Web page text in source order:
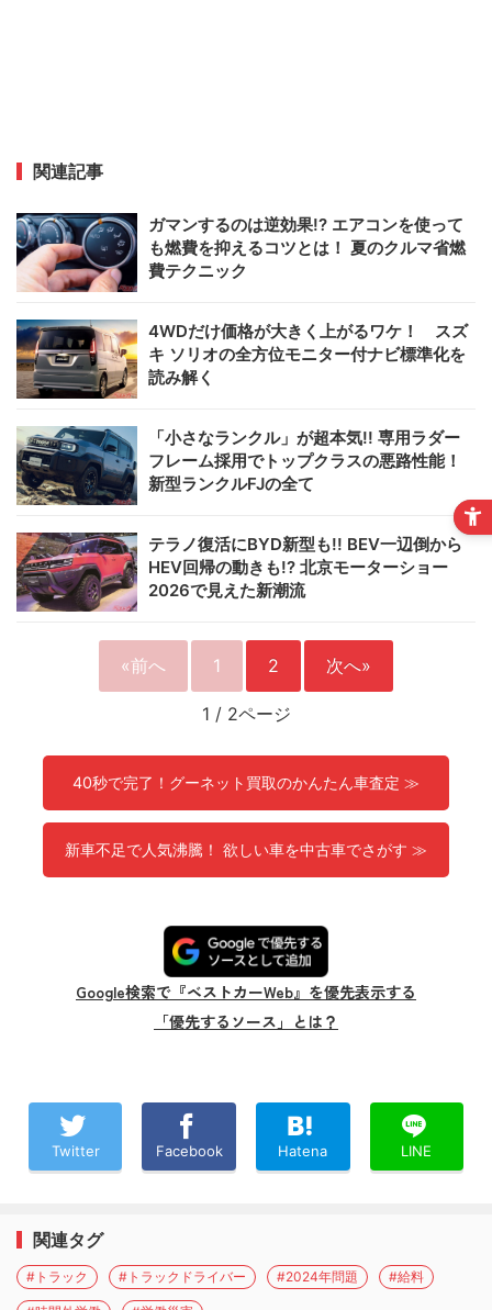
関連記事
ガマンするのは逆効果!? エアコンを使って
も燃費を抑えるコツとは！ 夏のクルマ省燃
費テクニック
4WDだけ価格が大きく上がるワケ！ スズ
キ ソリオの全方位モニター付ナビ標準化を
読み解く
「小さなランクル」が超本気!! 専用ラダー
フレーム採用でトップクラスの悪路性能！
新型ランクルFJの全て
テラノ復活にBYD新型も!! BEV一辺倒から
HEV回帰の動きも!? 北京モーターショー
2026で見えた新潮流
«前へ 1 2 次へ»
1 / 2ページ
40秒で完了！グーネット買取のかんたん車査定 ≫
新車不足で人気沸騰！ 欲しい車を中古車でさがす ≫
Google検索で『ベストカーWeb』を優先表示する
「優先するソース」とは？
Twitter Facebook Hatena LINE
関連タグ
#トラック #トラックドライバー #2024年問題 #給料